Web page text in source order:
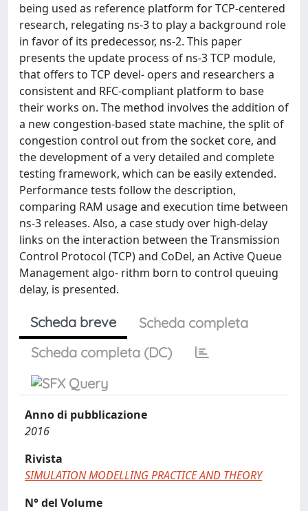
being used as reference platform for TCP-centered
research, relegating ns-3 to play a background role
in favor of its predecessor, ns-2. This paper
presents the update process of ns-3 TCP module,
that offers to TCP devel- opers and researchers a
consistent and RFC-compliant platform to base
their works on. The method involves the addition of
a new congestion-based state machine, the split of
congestion control out from the socket core, and
the development of a very detailed and complete
testing framework, which can be easily extended.
Performance tests follow the description,
comparing RAM usage and execution time between
ns-3 releases. Also, a case study over high-delay
links on the interaction between the Transmission
Control Protocol (TCP) and CoDel, an Active Queue
Management algo- rithm born to control queuing
delay, is presented.
Scheda breve
Scheda completa
Scheda completa (DC)
Anno di pubblicazione
2016
Rivista
SIMULATION MODELLING PRACTICE AND THEORY
N° del Volume